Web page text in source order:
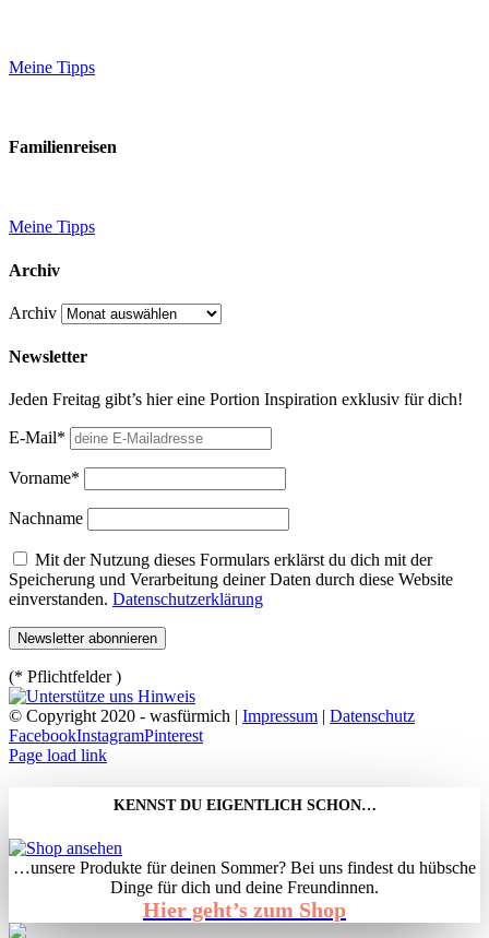
Meine Tipps
Familienreisen
Meine Tipps
Archiv
Archiv
Newsletter
Jeden Freitag gibt’s hier eine Portion Inspiration exklusiv für dich!
E-Mail*
Vorname*
Nachname
Mit der Nutzung dieses Formulars erklärst du dich mit der
Speicherung und Verarbeitung deiner Daten durch diese Website
einverstanden. Datenschutzerklärung
(* Pflichtfelder )
© Copyright 2020 - wasfürmich | Impressum | Datenschutz
FacebookInstagramPinterest
Page load link
KENNST DU EIGENTLICH SCHON…
…unsere Produkte für deinen Sommer? Bei uns findest du hübsche
Dinge für dich und deine Freundinnen.
Hier geht’s zum Shop